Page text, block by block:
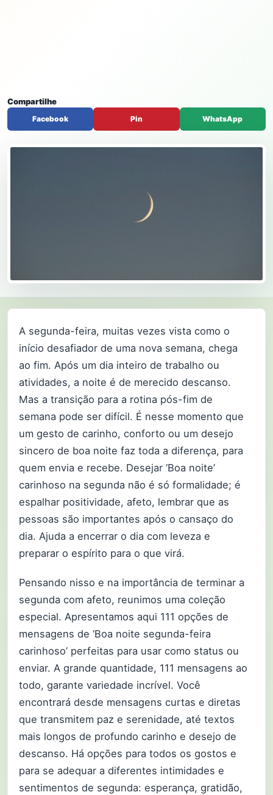
Compartilhe
Facebook Pin WhatsApp
A segunda-feira, muitas vezes vista como o
início desafiador de uma nova semana, chega
ao fim. Após um dia inteiro de trabalho ou
atividades, a noite é de merecido descanso.
Mas a transição para a rotina pós-fim de
semana pode ser difícil. É nesse momento que
um gesto de carinho, conforto ou um desejo
sincero de boa noite faz toda a diferença, para
quem envia e recebe. Desejar ‘Boa noite’
carinhoso na segunda não é só formalidade; é
espalhar positividade, afeto, lembrar que as
pessoas são importantes após o cansaço do
dia. Ajuda a encerrar o dia com leveza e
preparar o espírito para o que virá.
Pensando nisso e na importância de terminar a
segunda com afeto, reunimos uma coleção
especial. Apresentamos aqui 111 opções de
mensagens de ‘Boa noite segunda-feira
carinhoso’ perfeitas para usar como status ou
enviar. A grande quantidade, 111 mensagens ao
todo, garante variedade incrível. Você
encontrará desde mensagens curtas e diretas
que transmitem paz e serenidade, até textos
mais longos de profundo carinho e desejo de
descanso. Há opções para todos os gostos e
para se adequar a diferentes intimidades e
sentimentos de segunda: esperança, gratidão,